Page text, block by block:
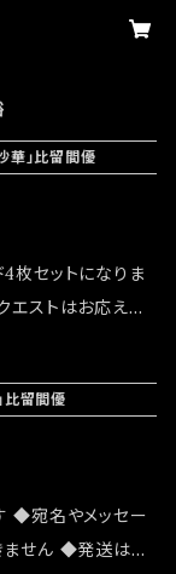
華」比留間優
枚セットになりま
ストはお応えで
ョップでのご注文
07/24イベン
比留間優
◆宛名やメッセー
ません ◆発送はラ